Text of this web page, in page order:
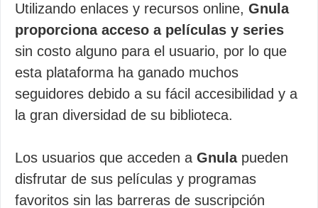
Utilizando enlaces y recursos online, Gnula
proporciona acceso a películas y series
sin costo alguno para el usuario, por lo que
esta plataforma ha ganado muchos
seguidores debido a su fácil accesibilidad y a
la gran diversidad de su biblioteca.
Los usuarios que acceden a Gnulapueden
disfrutar de sus películas y programas
favoritos sin las barreras de suscripción